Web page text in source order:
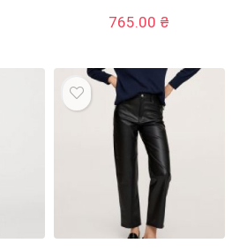
765.00 ₴